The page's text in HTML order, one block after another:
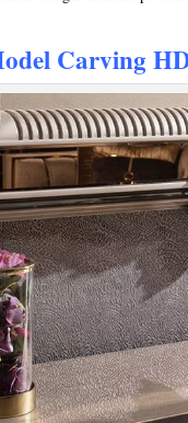
Carving